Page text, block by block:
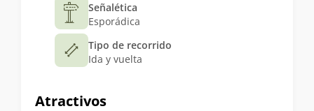
Señalética
Esporádica
Tipo de recorrido
Ida y vuelta
Atractivos